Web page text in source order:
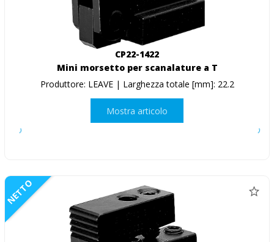
CP22-1422
Mini morsetto per scanalature a T
Produttore: LEAVE | Larghezza totale [mm]: 22.2
Mostra articolo
NETTO